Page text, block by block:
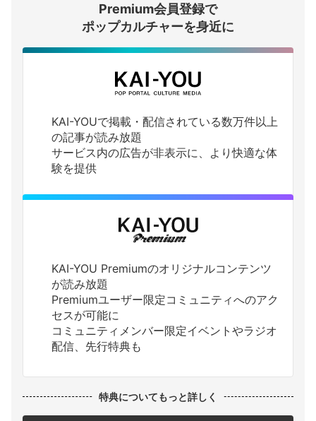
ログインする
Premium会員登録で
ポップカルチャーを身近に
KAI-YOUで掲載・配信されている数万件以上
の記事が読み放題
サービス内の広告が非表示に、より快適な体
験を提供
KAI-YOU Premiumのオリジナルコンテンツ
が読み放題
Premiumユーザー限定コミュニティへのアク
セスが可能に
コミュニティメンバー限定イベントやラジオ
配信、先行特典も
特典についてもっと詳しく